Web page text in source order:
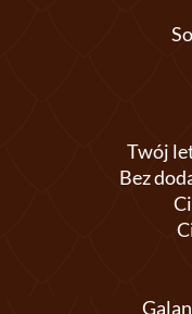
Twój
Bez